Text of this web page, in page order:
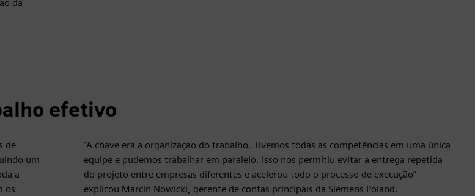
da
efetivo
de
um
a
os
“A chave era a organização do trabalho. Tivemos todas as competências em uma única
equipe e pudemos trabalhar em paralelo. Isso nos permitiu evitar a entrega repetida
do projeto entre empresas diferentes e acelerou todo o processo de execução”
explicou Marcin Nowicki, gerente de contas principais da Siemens Poland.